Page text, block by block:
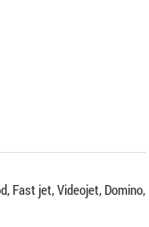
Fast jet, Videojet, Domino,